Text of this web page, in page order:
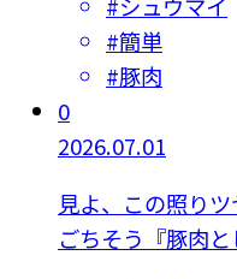
#シュウマイ
#簡単
#豚肉
0
2026.07.01
見よ、この照り
ごちそう『豚肉と